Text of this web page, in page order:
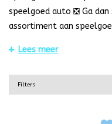
speelgoed auto ❎ Ga
assortiment aan
koopt u bij
Bent u op zoek naar een
Lees meer
Filters